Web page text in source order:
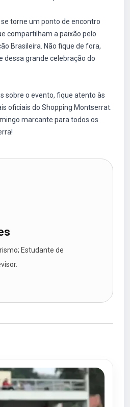
torne um ponto de encontro
compartilham a paixão pelo
Brasileira. Não fique de fora,
dessa grande celebração do
sobre o evento, fique atento às
oficiais do Shopping Montserrat.
marcante para todos os
Estudante de